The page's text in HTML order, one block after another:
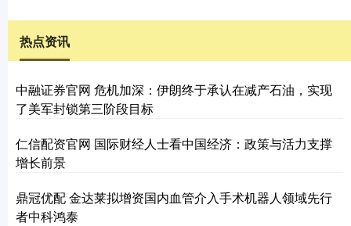
热点资讯
中融证券官网 危机加深：伊朗终于承认在减产石油，实现
了美军封锁第三阶段目标
仁信配资官网 国际财经人士看中国经济：政策与活力支撑
增长前景
鼎冠优配 金达莱拟增资国内血管介入手术机器人领域先行
者中科鸿泰